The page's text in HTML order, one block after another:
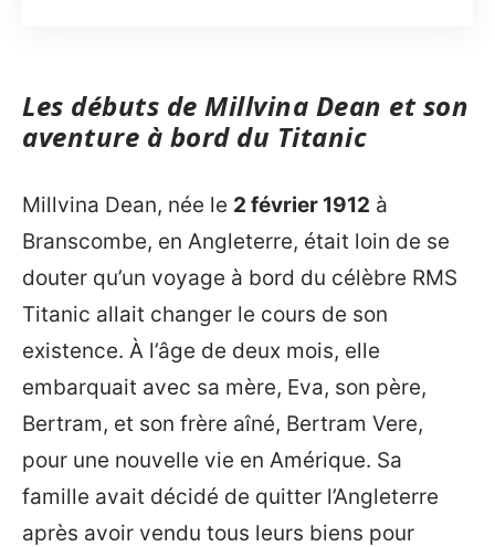
Les débuts de Millvina Dean et son
aventure à bord du Titanic
Millvina Dean, née le 2 février 1912 à
Branscombe, en Angleterre, était loin de se
douter qu’un voyage à bord du célèbre RMS
Titanic allait changer le cours de son
existence. À l’âge de deux mois, elle
embarquait avec sa mère, Eva, son père,
Bertram, et son frère aîné, Bertram Vere,
pour une nouvelle vie en Amérique. Sa
famille avait décidé de quitter l’Angleterre
après avoir vendu tous leurs biens pour